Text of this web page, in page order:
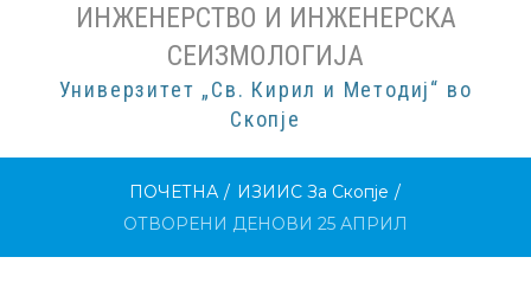
ИНЖЕНЕРСТВО И ИНЖЕНЕРСКА
СЕИЗМОЛОГИЈА
Универзитет „Св. Кирил и Методиј“ во
Скопје
ПОЧЕТНА / ИЗИИС За Скопје /
ОТВОРЕНИ ДЕНОВИ 25 АПРИЛ